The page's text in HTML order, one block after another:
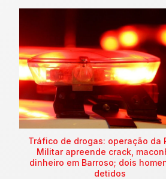
Tráfico de drogas: operação da
Militar apreende crack,
dinheiro em Barroso; dois
detidos